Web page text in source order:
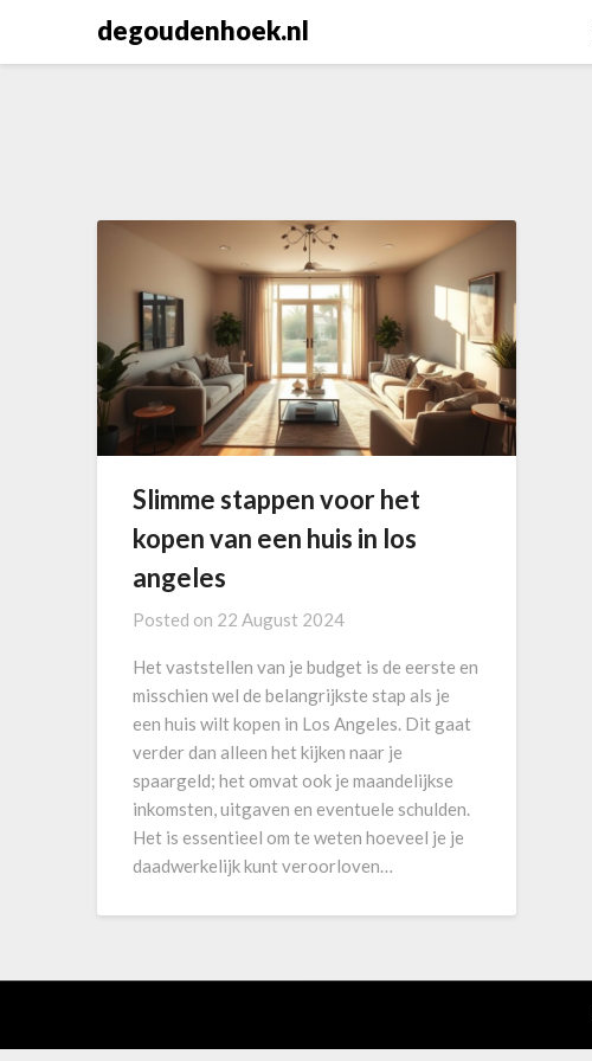
degoudenhoek.nl
Slimme stappen voor het
kopen van een huis in los
angeles
Posted on 22 August 2024
Het vaststellen van je budget is de eerste en
misschien wel de belangrijkste stap als je
een huis wilt kopen in Los Angeles. Dit gaat
verder dan alleen het kijken naar je
spaargeld; het omvat ook je maandelijkse
inkomsten, uitgaven en eventuele schulden.
Het is essentieel om te weten hoeveel je je
daadwerkelijk kunt veroorloven…